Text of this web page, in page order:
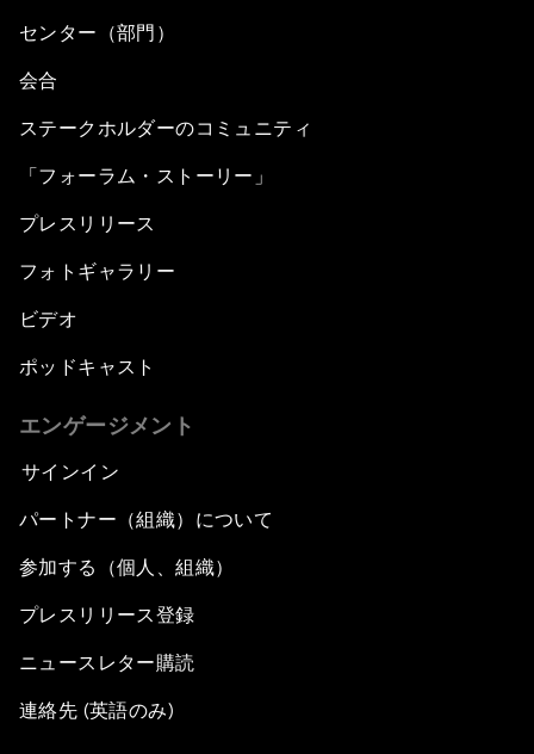
センター（部門）
会合
ステークホルダーのコミュニティ
「フォーラム・ストーリー」
プレスリリース
フォトギャラリー
ビデオ
ポッドキャスト
エンゲージメント
サインイン
パートナー（組織）について
参加する（個人、組織）
プレスリリース登録
ニュースレター購読
連絡先 (英語のみ)